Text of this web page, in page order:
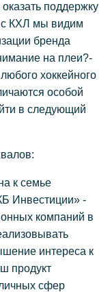
поддержку
с КХЛ мы видим
бренда
на плеи?-
хоккейного
особой
в следующий
к семье
Инвестиции» -
компаний в
интереса к
продукт
сфер